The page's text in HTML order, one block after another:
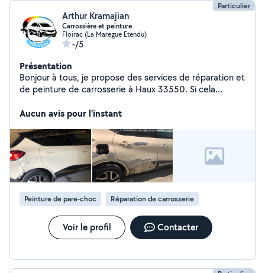
Particulier
Arthur Kramajian
Carrossière et peinture
Floirac (La Maregue Etendu)
-/5
Présentation
Bonjour à tous, je propose des services de réparation et
de peinture de carrosserie à Haux 33550. Si cela
Aucun avis pour l'instant
Peinture de pare-choc Réparation de carrosserie
Voir le profil Contacter